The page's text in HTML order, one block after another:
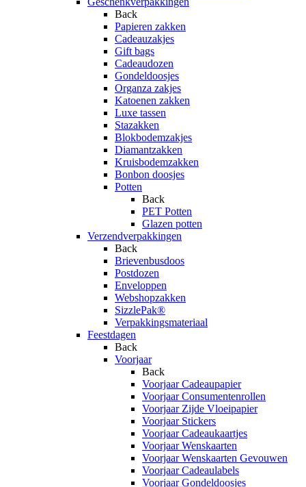
Back
Papieren zakken
Cadeauzakjes
Gift bags
Cadeaudozen
Gondeldoosjes
Organza zakjes
Katoenen zakken
Luxe tassen
Stazakken
Blokbodemzakjes
Diamantzakken
Kruisbodemzakken
Bonbon doosjes
Potten
Back
PET Potten
Glazen potten
Verzendverpakkingen
Back
Brievenbusdoos
Postdozen
Enveloppen
Webshopzakken
SizzlePak®
Verpakkingsmateriaal
Feestdagen
Back
Voorjaar
Back
Voorjaar Cadeaupapier
Voorjaar Consumentenrollen
Voorjaar Zijde Vloeipapier
Voorjaar Stickers
Voorjaar Cadeaukaartjes
Voorjaar Wenskaarten
Voorjaar Wenskaarten Gevouwen
Voorjaar Cadeaulabels
Voorjaar Gondeldoosjes